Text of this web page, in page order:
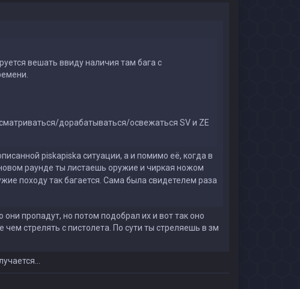
вешать ввиду наличия там бага с
дорабатываться/освежаться SV и ZE
piskapiska ситуации, а и помимо её, когда в
раунде ты листаешь оружие и чиркая ножом
походу так багается. Сама была свидетелем раза
пропадут, но потом подобрал их и вот так оно
стрелять с пистолета. По сути ты стреляешь в зм